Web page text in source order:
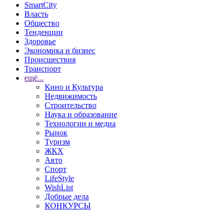
SmartCity
Власть
Общество
Тенденции
Здоровье
Экономика и бизнес
Происшествия
Транспорт
ещё...
Кино и Культура
Недвижимость
Строительство
Наука и образование
Технологии и медиа
Рынок
Туризм
ЖКХ
Авто
Спорт
LifeStyle
WishList
Добрые дела
КОНКУРСЫ